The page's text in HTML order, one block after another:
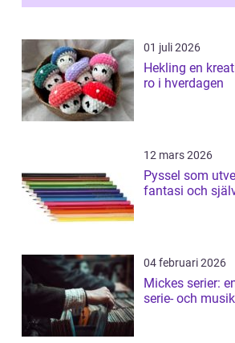
01 juli 2026
Hekling en kreativ hobby som gir
ro i hverdagen
12 mars 2026
Pyssel som
fantasi och
04 februari 2026
Mickes serier:
serie- och